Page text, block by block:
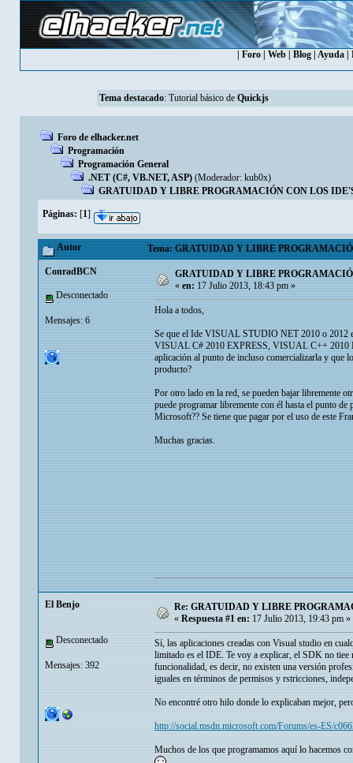
Foro Web Blog Ayuda
Tema destacado: Tutorial básico de Quickjs
Foro de elhacker.net
Programación
Programación General
.NET (C#, VB.NET, ASP) (Moderador: kub0x)
GRATUIDAD Y LIBRE PROGRAMACIÓN CON LOS
Páginas: [1]
Autor Tema: GRATUIDAD Y LIBRE
ConradBCN
Desconectado
Mensajes: 6
GRATUIDAD Y LIBRE
«en:17 Julio 2013, 18:43 pm »
Hola a todos,
Se que el Ide VISUAL STUDIO NET 2010 o 2012
VISUAL C# 2010 EXPRESS, VISUAL C++ 2010
aplicación al punto de incluso comercializarla y que
producto?
Por otro lado en la red, se pueden bajar libremente
puede programar libremente con él hasta el punto
Microsoft?? Se tiene que pagar por el uso de este
Muchas gracias.
El Benjo
Desconectado
Mensajes: 392
Re: GRATUIDAD Y LIBRE
« Respuesta #1 en: 17 Julio 2013, 19:43 pm »
Sí, las aplicaciones creadas con Visual studio en
limitado es el IDE. Te voy a explicar, el SDK no tiee
funcionalidad, es decir, no existen una versión
iguales en términos de permisos y rstricciones,
No encontré otro hilo donde lo explicaban mejor,
http://social.msdn.microsoft.com/Forums/es-ES/
Muchos de los que programamos aquí lo hacemos